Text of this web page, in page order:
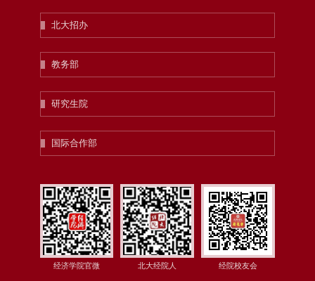
北大招办
教务部
研究生院
国际合作部
经济学院官微 北大经院人 经院校友会